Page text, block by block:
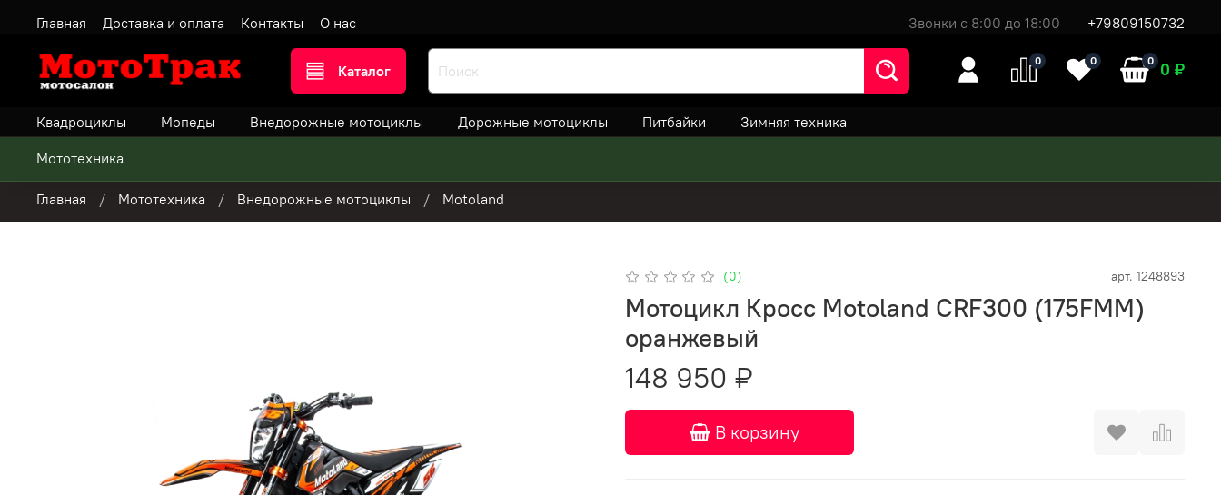
Главная Доставка и оплата Контакты О нас Звонки с 8:00 до 18:00 +79809150732
Каталог
0 0 0 0 ₽
Квадроциклы Мопеды Внедорожные мотоциклы Дорожные мотоциклы Питбайки Зимняя техника
Мототехника
Главная Мототехника Внедорожные мотоциклы Motoland
(0) арт. 1248893
Мотоцикл Кросс Motoland CRF300 (175FMM)
оранжевый
148 950 ₽
В корзину